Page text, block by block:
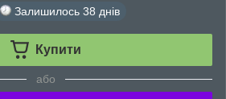
Залишилось 38 днів
Купити
або